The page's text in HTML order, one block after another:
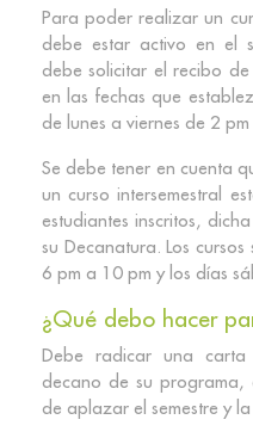
Para poder realizar un
debe estar activo en el
debe solicitar el recibo
en las fechas que
de lunes a viernes de 2
Se debe tener en cuenta
un curso intersemestral
estudiantes inscritos,
su Decanatura. Los
6 pm a 10 pm y los días
¿Qué debo hacer
Debe radicar una
decano de su programa,
de aplazar el semestre y